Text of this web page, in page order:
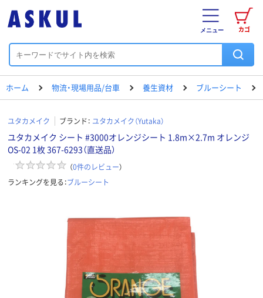
カゴ
メニュー
ホーム 物流・現場用品/台車 養生資材 ブルーシート
ユタカメイク ブランド： ユタカメイク（Yutaka）
ユタカメイク シート #3000オレンジシート 1.8m×2.7m オレンジ
OS-02 1枚 367-6293（直送品）
（0件のレビュー）
ランキングを見る：ブルーシート